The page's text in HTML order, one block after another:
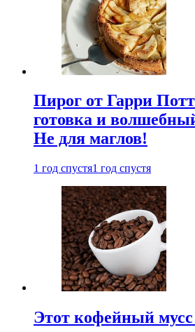
Пирог от Гарри
готовка и
Не для маглов!
1 год спустя1 год спустя
Этот кофейный